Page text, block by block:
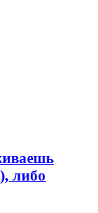
либо